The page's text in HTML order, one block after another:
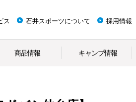
ス 石井スポーツについて 採用情報
商品情報 キャンプ情報